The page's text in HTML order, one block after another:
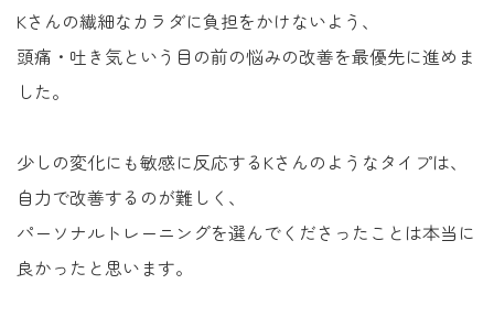
Kさんの繊細なカラダに負担をかけないよう、
頭痛・吐き気という目の前の悩みの改善を最優先に進めま
した。
少しの変化にも敏感に反応するKさんのようなタイプは、
自力で改善するのが難しく、
パーソナルトレーニングを選んでくださったことは本当に
良かったと思います。